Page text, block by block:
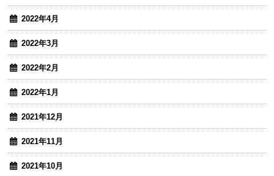
2022年4月
2022年3月
2022年2月
2022年1月
2021年12月
2021年11月
2021年10月